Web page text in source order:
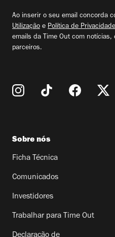
Ao inserir o seu email concorda
Utilização e Política de Privacidade
emails da Time Out com
parceiros.
Sobre nós
Ficha Técnica
Comunicados
Investidores
Trabalhar para Time Out
Declaração de